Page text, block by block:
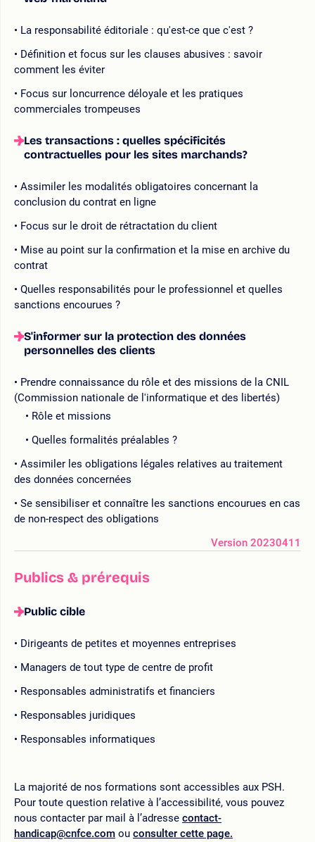
La responsabilité éditoriale : qu'est-ce que c'est ?
Définition et focus sur les clauses abusives : savoir
comment les éviter
Focus sur loncurrence déloyale et les pratiques
commerciales trompeuses
Les transactions : quelles spécificités
contractuelles pour les sites marchands?
Assimiler les modalités obligatoires concernant la
conclusion du contrat en ligne
Focus sur le droit de rétractation du client
Mise au point sur la confirmation et la mise en archive du
contrat
Quelles responsabilités pour le professionnel et quelles
sanctions encourues ?
S'informer sur la protection des données
personnelles des clients
Prendre connaissance du rôle et des missions de la CNIL
(Commission nationale de l'informatique et des libertés)
Rôle et missions
Quelles formalités préalables ?
Assimiler les obligations légales relatives au traitement
des données concernées
Se sensibiliser et connaître les sanctions encourues en cas
de non-respect des obligations
Version 20230411
Publics & prérequis
Public cible
Dirigeants de petites et moyennes entreprises
Managers de tout type de centre de profit
Responsables administratifs et financiers
Responsables juridiques
Responsables informatiques
La majorité de nos formations sont accessibles aux PSH.
Pour toute question relative à l’accessibilité, vous pouvez
nous contacter par mail à l’adresse contact-
handicap@cnfce.com ou consulter cette page.